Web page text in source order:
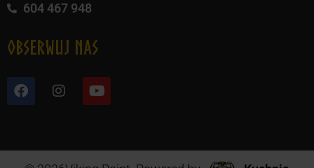
604 467 948
obserwuj nas